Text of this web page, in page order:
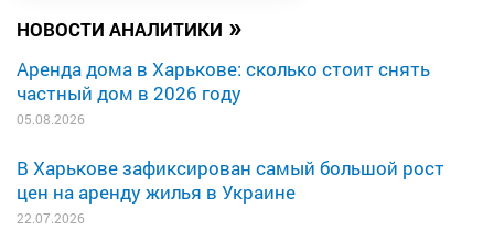
НОВОСТИ АНАЛИТИКИ »
Аренда дома в Харькове: сколько стоит снять
частный дом в 2026 году
05.08.2026
В Харькове зафиксирован самый большой рост
цен на аренду жилья в Украине
22.07.2026